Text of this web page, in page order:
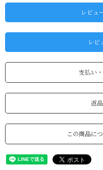
レビュ
レビ
支払い
返
この商品に